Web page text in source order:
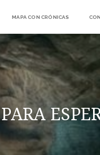
MAPA CON CRÓNICAS